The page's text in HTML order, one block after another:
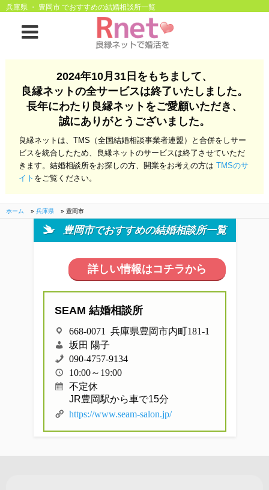
良縁ネットとは
お金のこと
会社概要
よくある質問
一般のよくある質問
相談室からのよくある質問
兵庫県 ・ 豊岡市 でおすすめの結婚相談所一覧
2024年10月31日をもちまして、
良縁ネットの全サービスは終了いたしました。
長年にわたり良縁ネットをご愛顧いただき、
誠にありがとうございました。
良縁ネットは、TMS（全国結婚相談事業者連盟）と合併をしサー
ビスを統合したため、良縁ネットのサービスは終了させていただ
きます。結婚相談所をお探しの方、開業をお考えの方はTMSのサ
イト をご覧ください。
ホーム » 兵庫県 » 豊岡市
豊岡市でおすすめの結婚相談所一覧
詳しい情報はコチラから
SEAM 結婚相談所
668-0071 兵庫県豊岡市内町181-1
坂田 陽子
090-4757-9134
10:00～19:00
不定休
JR豊岡駅から車で15分
https://www.seam-salon.jp/